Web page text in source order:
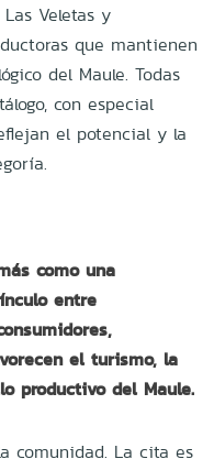
Las Veletas y
que mantienen
del Maule. Todas
con especial
el potencial y la
como una
entre
el turismo, la
productivo del Maule.
comunidad. La cita es